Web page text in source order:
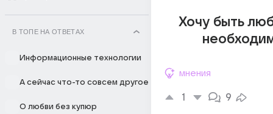
В ТОПЕ НА ОТВЕТАХ
Информационные технологии
А сейчас что-то совсем другое
О любви без купюр
Хочу быть
мнения
1 9